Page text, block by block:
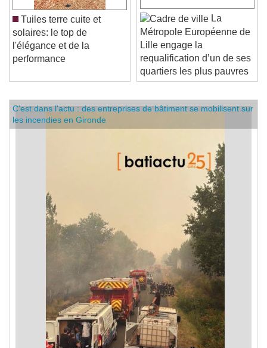
Tuiles terre cuite et
solaires: le top de
l'élégance et de la
La
Métropole Européenne de
Lille engage la
requalification d’un de ses
quartiers les plus pauvres
C'est dans l'actu : des entreprises de bâtiment se mobilisent sur
les incendies en Gironde